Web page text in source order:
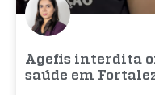
Agefis interdita
saúde em